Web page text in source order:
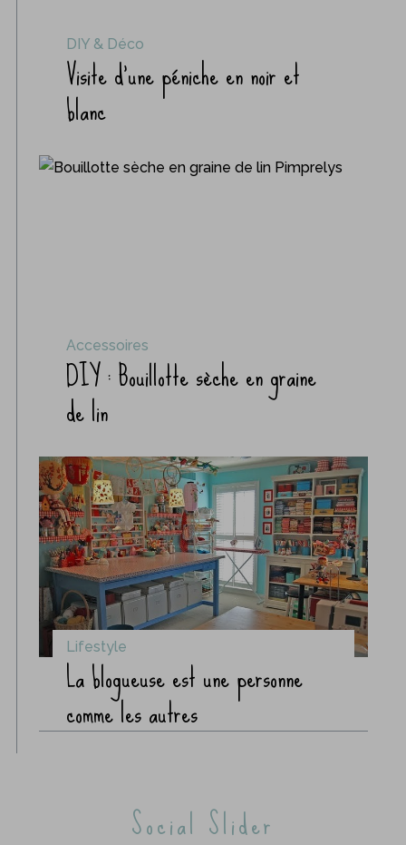
DIY & Déco
Visite d’une péniche en noir et
blanc
Accessoires
DIY : Bouillotte sèche en graine
de lin
Lifestyle
La blogueuse est une personne
comme les autres
Social Slider